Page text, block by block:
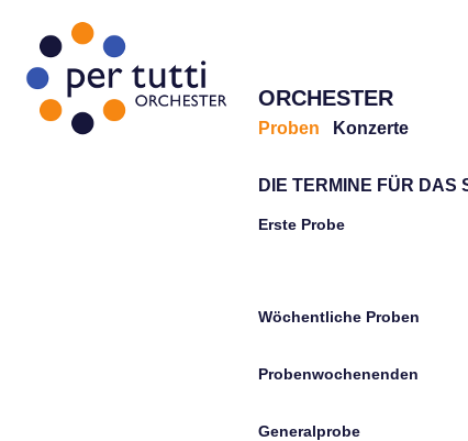
ORCHESTER
Proben Konzerte
DIE TERMINE FÜR DAS
Erste Probe
Wöchentliche Proben
Probenwochenenden
Generalprobe